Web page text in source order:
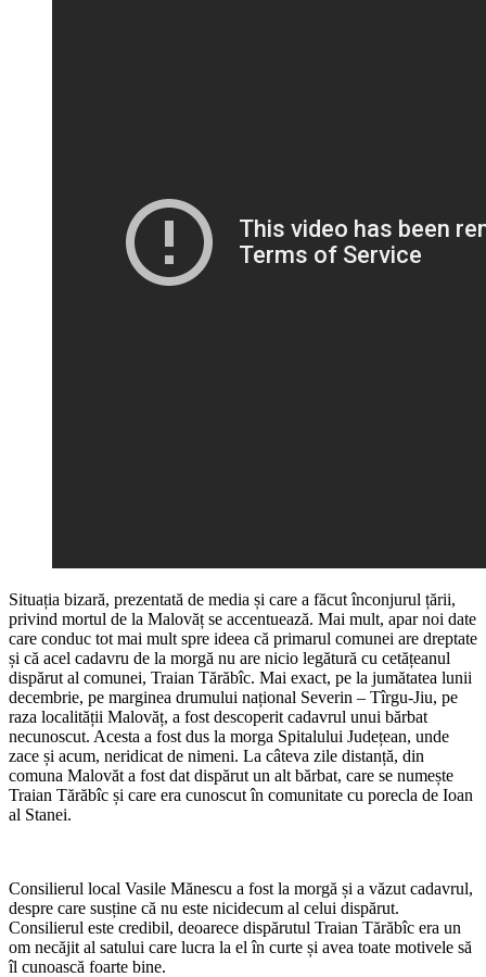
Situația bizară, prezentată de media și care a făcut înconjurul țării,
privind mortul de la Malovăț se accentuează. Mai mult, apar noi date
care conduc tot mai mult spre ideea că primarul comunei are dreptate
și că acel cadavru de la morgă nu are nicio legătură cu cetățeanul
dispărut al comunei, Traian Tărăbîc. Mai exact, pe la jumătatea lunii
decembrie, pe marginea drumului național Severin – Tîrgu-Jiu, pe
raza localității Malovăț, a fost descoperit cadavrul unui bărbat
necunoscut. Acesta a fost dus la morga Spitalului Județean, unde
zace și acum, neridicat de nimeni. La câteva zile distanță, din
comuna Malovăt a fost dat dispărut un alt bărbat, care se numește
Traian Tărăbîc și care era cunoscut în comunitate cu porecla de Ioan
al Stanei.
Consilierul local Vasile Mănescu a fost la morgă și a văzut cadavrul,
despre care susține că nu este nicidecum al celui dispărut.
Consilierul este credibil, deoarece dispărutul Traian Tărăbîc era un
om necăjit al satului care lucra la el în curte și avea toate motivele să
îl cunoască foarte bine.